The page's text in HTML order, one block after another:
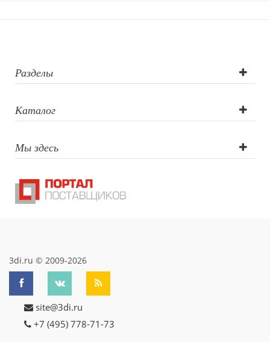
лазер),
Трафаретная
печать круговая,
УФ-печать,
Цифровая
печать,
(CO2 лазер),
Тампопечать
Разделы
Каталог
Мы здесь
3di.ru © 2009-2026
site@3di.ru
+7 (495) 778-71-73